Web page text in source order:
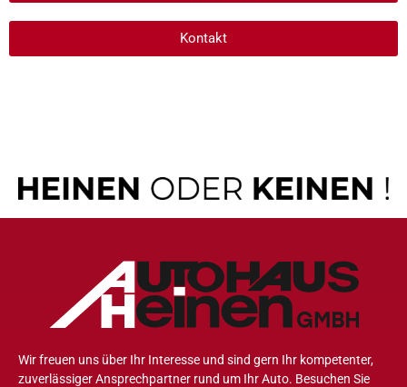
Kontakt
Wir freuen uns über Ihr Interesse und sind gern Ihr kompetenter,
zuverlässiger Ansprechpartner rund um Ihr Auto. Besuchen Sie